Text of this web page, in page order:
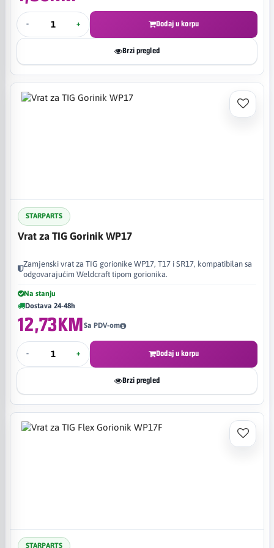
- + Dodaj u korpu
Brzi pregled
STARPARTS
Vrat za TIG Gorinik WP17
Zamjenski vrat za TIG gorionike WP17, T17 i SR17, kompatibilan sa
odgovarajućim Weldcraft tipom gorionika.
Na stanju
Dostava 24-48h
12,73KMSa PDV-om
- + Dodaj u korpu
Brzi pregled
STARPARTS